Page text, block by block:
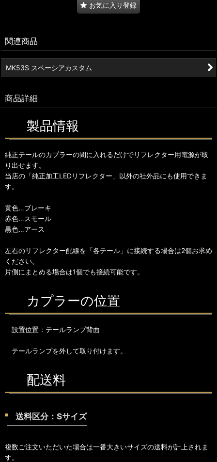
お気に入り登録
関連商品
MK53S スペーシアカスタム
商品詳細
製品情報
純正テールのカプラーの間に入れるだけでリフレクター用電源が取
り出せます。
当店の「純正加工LEDリフレクター」以外の社外品にも使用できま
す。
黄色…ブレーキ
赤色…スモール
黒色…アース
左右のリフレクター配線を「各テール」に接続する場合は2個お求め
ください。
片側にまとめる場合は1個でも接続可能です。
カプラーの位置
設置位置：テールランプ背面
テールランプを外して取り付けます。
配送料
送料区分：Sサイズ
複数ご注文いただいた場合は一番大きいサイズの送料が計上されま
す。